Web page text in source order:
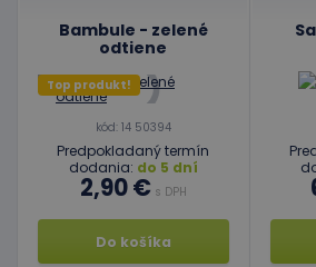
Bambule - zelené
odtiene
Top produkt!
kód: 14 50394
Predpokladaný termín
dodania: do 5 dní
2,90 € s DPH
Do košíka